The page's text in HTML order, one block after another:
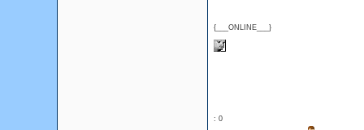
{___ONLINE___}
: 0